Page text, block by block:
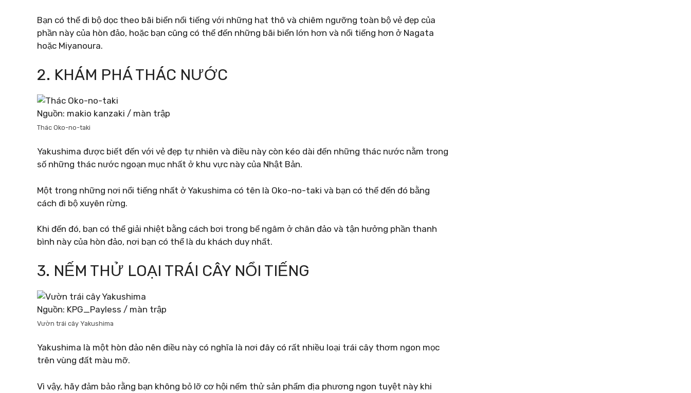
Bạn có thể đi bộ dọc theo bãi biển nổi tiếng với những hạt thô và chiêm ngưỡng toàn bộ vẻ đẹp của
phần này của hòn đảo, hoặc bạn cũng có thể đến những bãi biển lớn hơn và nổi tiếng hơn ở Nagata
hoặc Miyanoura.
2. KHÁM PHÁ THÁC NƯỚC
Nguồn: makio kanzaki / màn trập
Thác Oko-no-taki
Yakushima được biết đến với vẻ đẹp tự nhiên và điều này còn kéo dài đến những thác nước nằm trong
số những thác nước ngoạn mục nhất ở khu vực này của Nhật Bản.
Một trong những nơi nổi tiếng nhất ở Yakushima có tên là Oko-no-taki và bạn có thể đến đó bằng
cách đi bộ xuyên rừng.
Khi đến đó, bạn có thể giải nhiệt bằng cách bơi trong bể ngâm ở chân đảo và tận hưởng phần thanh
bình này của hòn đảo, nơi bạn có thể là du khách duy nhất.
3. NẾM THỬ LOẠI TRÁI CÂY NỔI TIẾNG
Nguồn: KPG_Payless / màn trập
Vườn trái cây Yakushima
Yakushima là một hòn đảo nên điều này có nghĩa là nơi đây có rất nhiều loại trái cây thơm ngon mọc
trên vùng đất màu mỡ.
Vì vậy, hãy đảm bảo rằng bạn không bỏ lỡ cơ hội nếm thử sản phẩm địa phương ngon tuyệt này khi